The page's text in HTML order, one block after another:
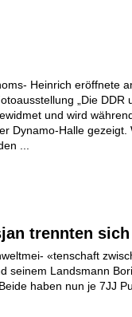
Heinrich eröffnete
„Die DDR
und wird
Dynamo-Halle gezeigt.
...
trennten
«tenschaft
seinem Landsmann
haben nun je 7JJ